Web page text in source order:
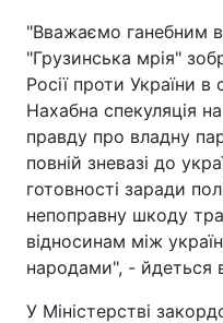
"Вважаємо ганебним
"Грузинська мрія"
Росії проти України в
Нахабна спекуляція
правду про владну
повній зневазі до
готовності заради
непоправну шкоду
відносинам між
народами", - йдеться
У Міністерстві